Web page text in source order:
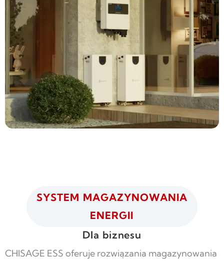
SYSTEM MAGAZYNOWANIA
ENERGII
Dla biznesu
CHISAGE ESS oferuje rozwiązania magazynowania